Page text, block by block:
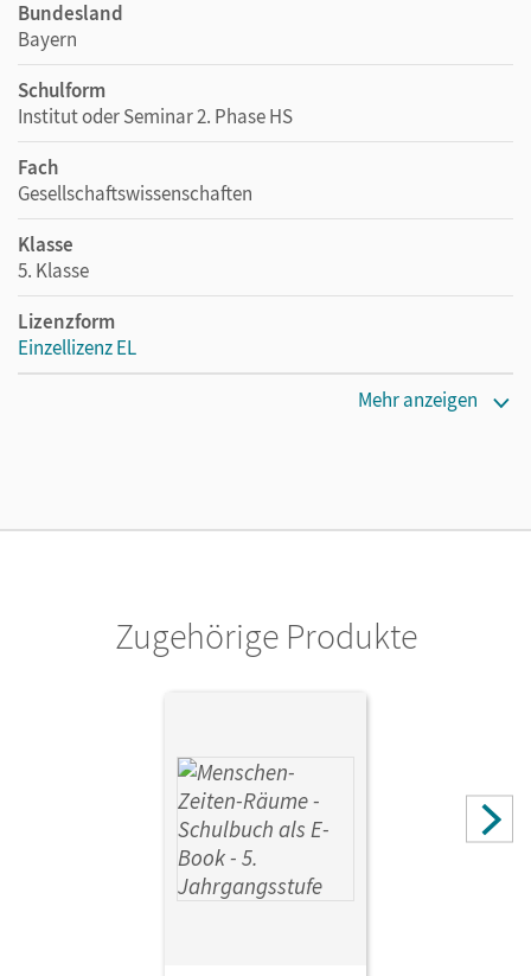
Bundesland
Bayern
Schulform
Institut oder Seminar 2. Phase HS
Fach
Gesellschaftswissenschaften
Klasse
5. Klasse
Lizenzform
Einzellizenz EL
Mehr anzeigen
Zugehörige Produkte